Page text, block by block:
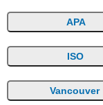
APA
ISO
Vancouver